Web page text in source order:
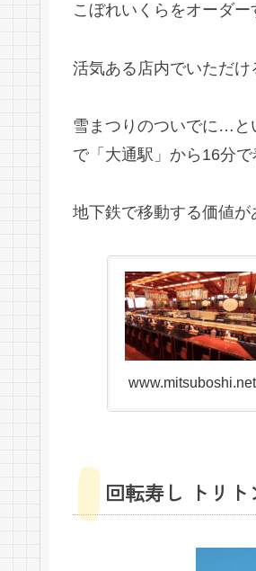
こぼれいくらをオーダー
活気ある店内でいただけ
雪まつりのついでに…と
で「大通駅」から16分
地下鉄で移動する価値が
www.mitsuboshi.net
回転寿し トリト